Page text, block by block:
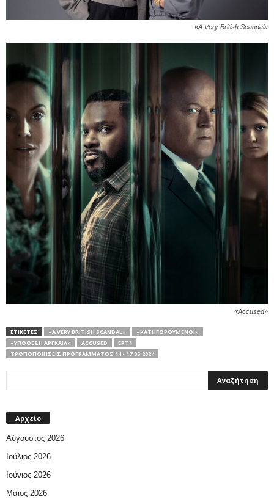
«A Very British Scandal»
«Accused»
ΕΤΙΚΕΤΕΣ «A VERY BRITISH SCANDAL»
«ΚΑΤΗΓΟΡΟΎΜΕΝΟΙ»
«ΥΠΌΘΕΣΗ ΑΡΓΚΆΙΛ»
ACCUSED
ΕΡΤ1
ΤΡΟΠΟΠΟΙΉΣΕΙΣ ΠΡΟΓΡΆΜΜΑΤΟΣ 14 - 17.05.2024
Αρχείο
Αύγουστος 2026
Ιούλιος 2026
Ιούνιος 2026
Μάιος 2026